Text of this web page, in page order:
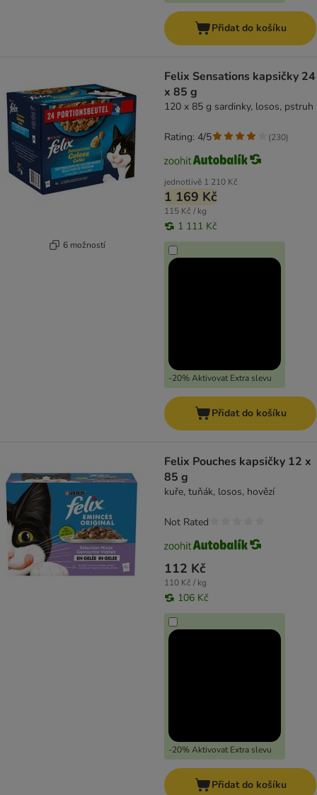
Přidat do košíku
6 možností
Felix Sensations kapsičky 24
x 85 g
120 x 85 g sardinky, losos, pstruh
jednotlivě 1 210 Kč
1 169 Kč
115 Kč / kg
1 111 Kč
-20% Aktivovat Extra slevu
Rating: 4/5 (230)
Přidat do košíku
Felix Pouches kapsičky 12 x
85 g
kuře, tuňák, losos, hovězí
112 Kč
110 Kč / kg
106 Kč
-20% Aktivovat Extra slevu
Not Rated
Přidat do košíku